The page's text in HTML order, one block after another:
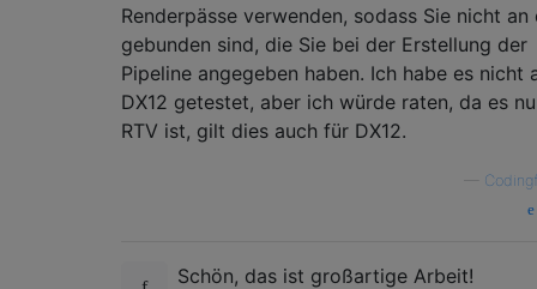
Renderpässe verwenden, sodass Sie nicht an
gebunden sind, die Sie bei der Erstellung der
Pipeline angegeben haben. Ich habe es nicht
DX12 getestet, aber ich würde raten, da es
RTV ist, gilt dies auch für DX12.
Schön, das ist großartige Arbeit!